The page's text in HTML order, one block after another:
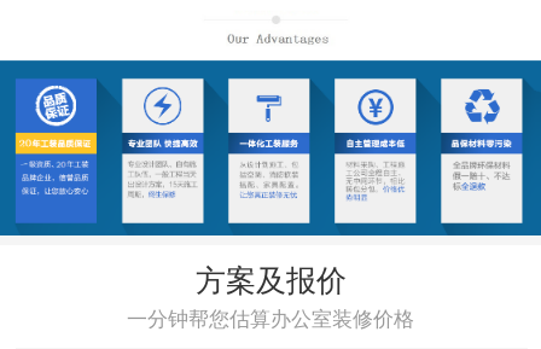
方案及报价
一分钟帮您估算办公室装修价格